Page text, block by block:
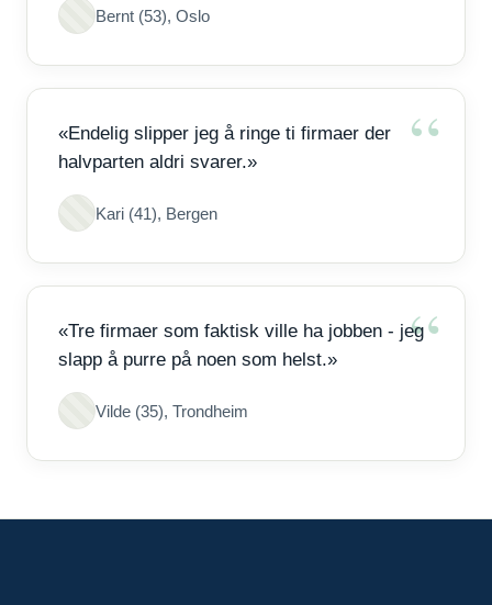
Bernt (53), Oslo
«Endelig slipper jeg å ringe ti firmaer der
halvparten aldri svarer.»
Kari (41), Bergen
«Tre firmaer som faktisk ville ha jobben - jeg
slapp å purre på noen som helst.»
Vilde (35), Trondheim